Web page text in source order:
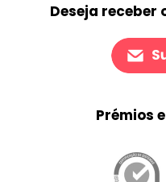
Deseja receber
Prémios